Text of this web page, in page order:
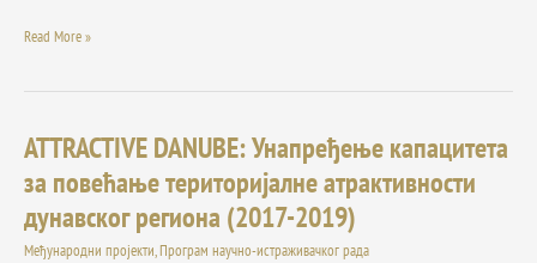
green
in
Danube
basin
DTP
072-
2.3
Read More »
ATTRACTIVE DANUBE: Унапређење капацитета
за повећање територијалне атрактивности
дунавског региона (2017-2019)
Међународни пројекти,Програм научно-истраживачког рада
ATTRACTIVE
Унапређење
капацитета
за